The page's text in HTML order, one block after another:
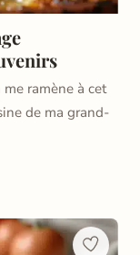
ramène à cet
de ma grand-